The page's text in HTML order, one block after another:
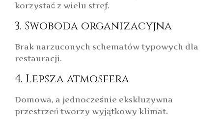
korzystać z wielu stref.
3. Swoboda organizacyjna
Brak narzuconych schematów typowych dla
restauracji.
4. Lepsza atmosfera
Domowa, a jednocześnie ekskluzywna
przestrzeń tworzy wyjątkowy klimat.